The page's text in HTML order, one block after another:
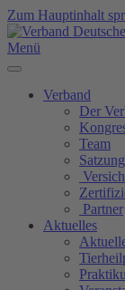
Zum Hauptinhalt
Menü
Verband
Der
Team
Satzung
Partner
Aktuelles